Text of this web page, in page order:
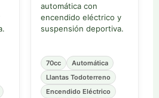
automática con
encendido eléctrico y
suspensión deportiva.
70cc
Automática
Llantas Todoterreno
Encendido Eléctrico